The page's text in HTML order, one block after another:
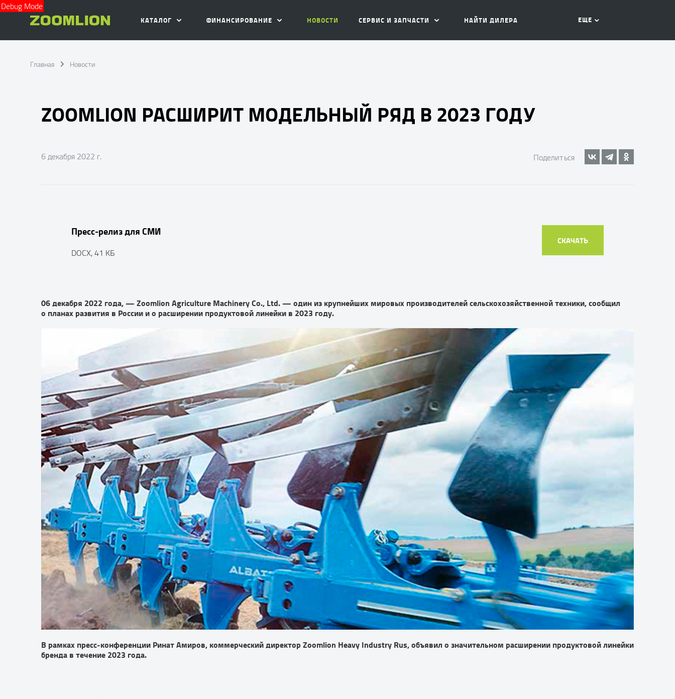
Debug Mode
КАТАЛОГ ФИНАНСИРОВАНИЕ НОВОСТИ СЕРВИС И ЗАПЧАСТИ НАЙТИ ДИЛЕРА ЕЩЕ
Главная Новости
ZOOMLION РАСШИРИТ МОДЕЛЬНЫЙ РЯД В 2023 ГОДУ
6 декабря 2022 г. Поделиться
Пресс-релиз для СМИ
DOCX, 41 КБ
СКАЧАТЬ
06 декабря 2022 года, — Zoomlion Agriculture Machinery Co., Ltd. — один из крупнейших мировых производителей сельскохозяйственной техники, сообщил
о планах развития в России и о расширении продуктовой линейки в 2023 году.
В рамках пресс-конференции Ринат Амиров, коммерческий директор Zoomlion Heavy Industry Rus, объявил о значительном расширении продуктовой линейки
бренда в течение 2023 года.